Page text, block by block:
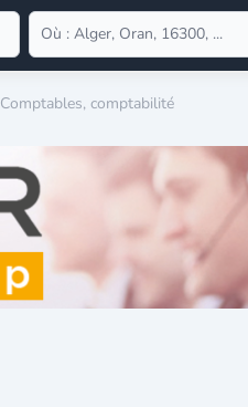
Comptables, comptabilité